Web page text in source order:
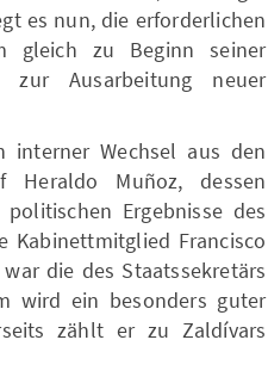
es nun, die erforderlichen
gleich zu Beginn seiner
Ausarbeitung neuer
interner Wechsel aus den
Heraldo Muñoz, dessen
Ergebnisse des
Kabinettmitglied Francisco
die des Staatssekretärs
wird ein besonders guter
zählt er zu Zaldívars